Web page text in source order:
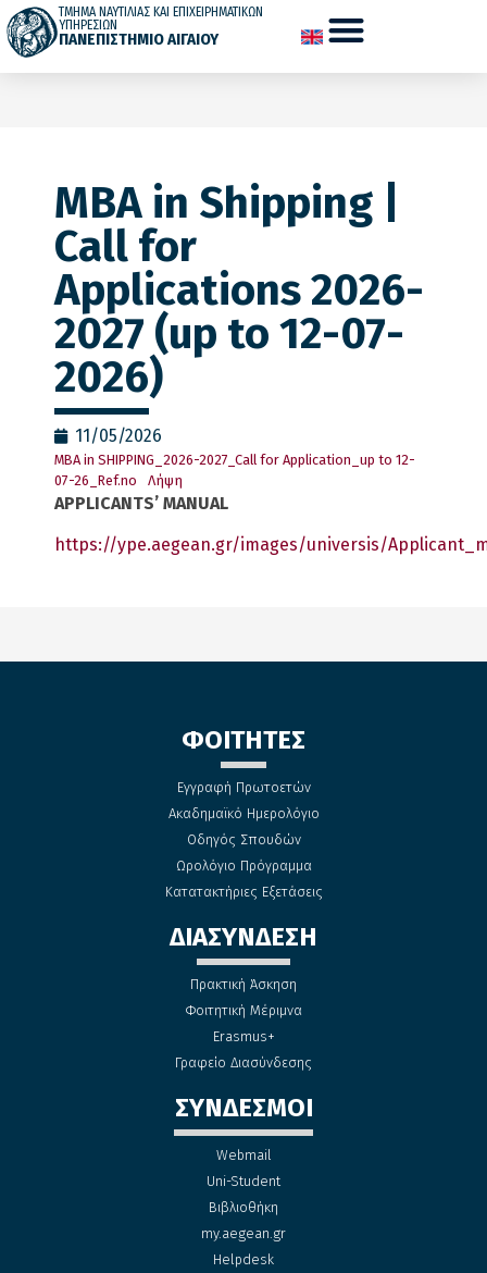
ΤΜΗΜΑ ΝΑΥΤΙΛΙΑΣ ΚΑΙ ΕΠΙΧΕΙΡΗΜΑΤΙΚΩΝ
ΥΠΗΡΕΣΙΩΝ
ΠΑΝΕΠΙΣΤΗΜΙΟ ΑΙΓΑΙΟΥ
MBA in Shipping |
Call for
Applications 2026-
2027 (up to 12-07-
2026)
11/05/2026
MBA in SHIPPING_2026-2027_Call for Application_up to 12-
07-26_Ref.no
Λήψη
APPLICANTS’ MANUAL
https://ype.aegean.gr/images/universis/
ΦΟΙΤΗΤΕΣ
Εγγραφή Πρωτοετών
Ακαδημαϊκό Ημερολόγιο
Οδηγός Σπουδών
Ωρολόγιο Πρόγραμμα
Κατατακτήριες Εξετάσεις
ΔΙΑΣΥΝΔΕΣΗ
Πρακτική Άσκηση
Φοιτητική Μέριμνα
Erasmus+
Γραφείο Διασύνδεσης
ΣΥΝΔΕΣΜΟΙ
Webmail
Uni-Student
Βιβλιοθήκη
my.aegean.gr
Helpdesk